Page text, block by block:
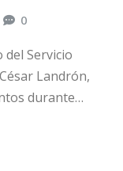
0
Servicio
Landrón,
durante…